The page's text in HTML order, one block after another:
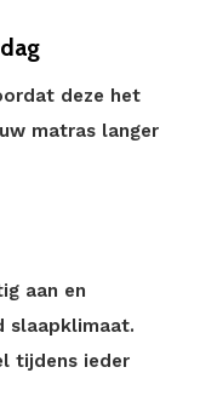
deze het
matras langer
aan en
slaapklimaat.
tijdens ieder